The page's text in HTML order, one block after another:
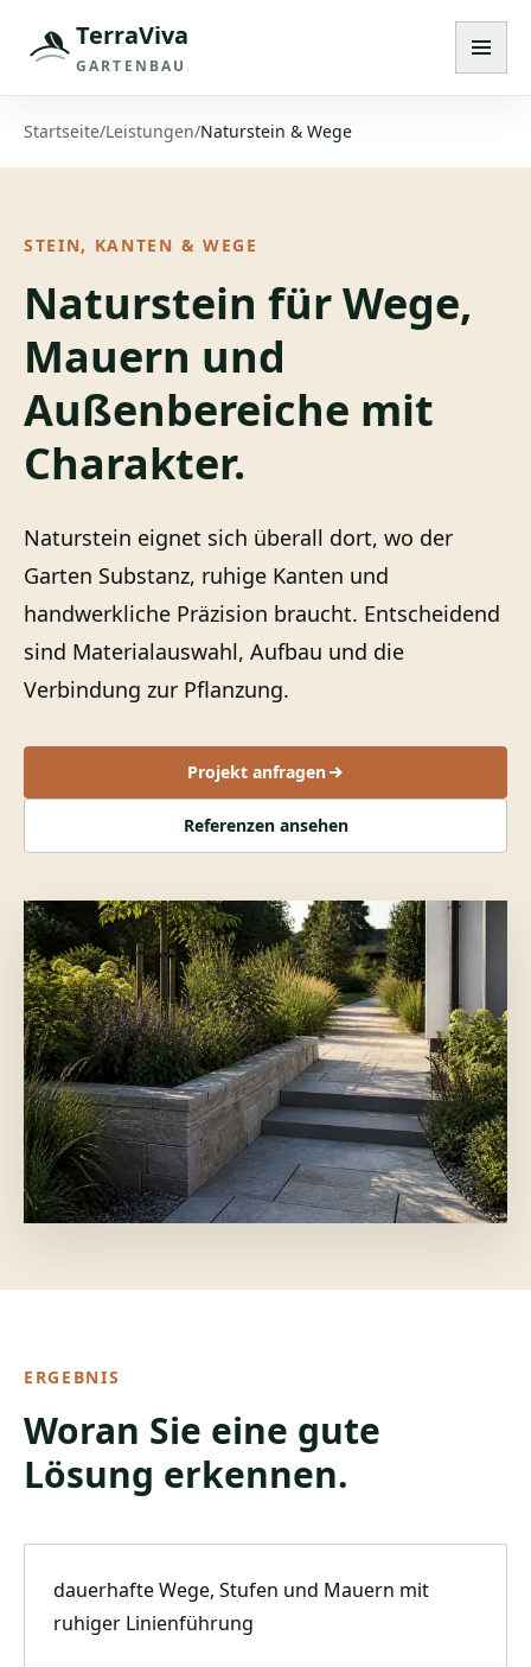
TerraViva
GARTENBAU
Startseite/Leistungen/Naturstein & Wege
STEIN, KANTEN & WEGE
Naturstein für Wege,
Mauern und
Außenbereiche mit
Charakter.
Naturstein eignet sich überall dort, wo der
Garten Substanz, ruhige Kanten und
handwerkliche Präzision braucht. Entscheidend
sind Materialauswahl, Aufbau und die
Verbindung zur Pflanzung.
Projekt anfragen
Referenzen ansehen
ERGEBNIS
Woran Sie eine gute
Lösung erkennen.
dauerhafte Wege, Stufen und Mauern mit
ruhiger Linienführung